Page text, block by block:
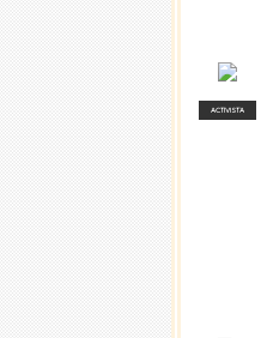
ACTIVISTA